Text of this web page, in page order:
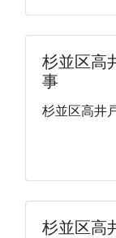
杉並区高
事
杉並区高井
杉並区高